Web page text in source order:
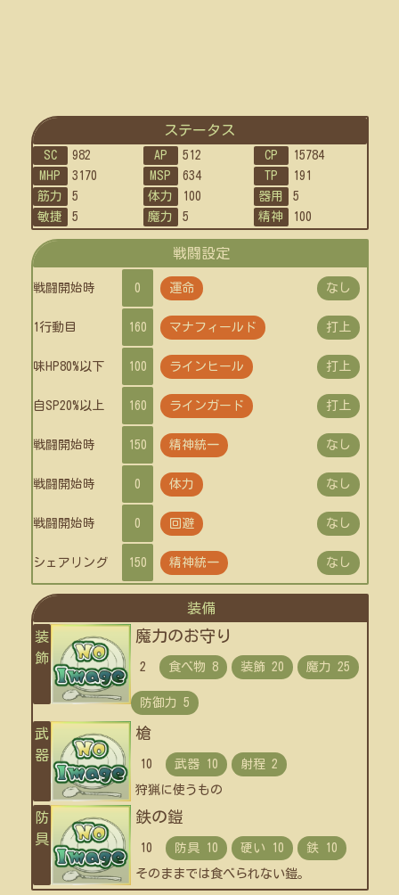
ステータス
SC 982 AP 512 CP
15784
MHP
3170 MSP 634 TP
191
筋力
5 体力 100 器用
5
敏捷
5 魔力 5 精神 100
戦闘設定
戦闘開始時 0 運命 なし
1行動目 160 マナフィールド 打上
味HP80%以下 100 ラインヒール 打上
自SP20%以上 160 ラインガード 打上
戦闘開始時 150 精神統一 なし
戦闘開始時 0 体力 なし
戦闘開始時 0 回避 なし
シェアリング 150 精神統一 なし
装備
装
飾
魔力のお守り
2
武
器
槍
10
狩猟に使うもの
防
具
鉄の鎧
10
そのままでは食べられない鎧。